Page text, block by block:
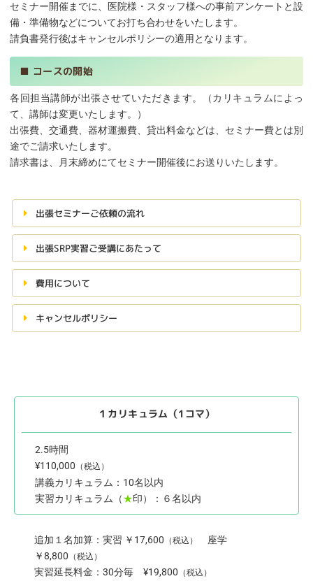
セミナー開催までに、医院様・スタッフ様への事前アンケートと設
備・準備物などについてお打ち合わせをいたします。
請負書発行後はキャンセルポリシーの適用となります。
■ コースの開始
各回担当講師が出張させていただきます。（カリキュラムによっ
て、講師は変更いたします。）
出張費、交通費、器材運搬費、貸出料金などは、セミナー費とは別
途でご請求いたします。
請求書は、月末締めにてセミナー開催後にお送りいたします。
出張セミナーご依頼の流れ
出張SRP実習ご受講にあたって
費用について
キャンセルポリシー
１カリキュラム（1コマ）
2.5時間
¥110,000 （税込）
講義カリキュラム：10名以内
実習カリキュラム（★印）：６名以内
追加１名加算：実習 ￥17,600 （税込）
座学
￥8,800 （税込）
実習延長料金：30分毎 ¥19,800 （税込）